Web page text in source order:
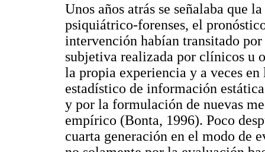
Unos años atrás se señalaba que
psiquiátrico-forenses, el
intervención habían transitado
subjetiva realizada por clínicos u
la propia experiencia y a veces
estadístico de información
y por la formulación de nuevas
empírico (Bonta, 1996). Poco
cuarta generación en el modo de